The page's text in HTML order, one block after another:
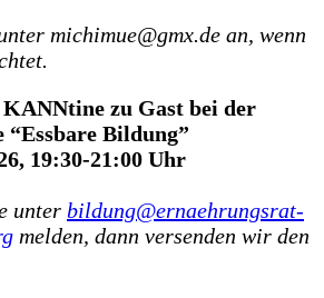
michimue@gmx.de an, wenn
zu Gast bei der
Bildung”
19:30-21:00 Uhr
unter bildung@ernaehrungsrat-
melden, dann versenden wir den